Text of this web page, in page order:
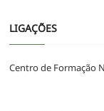
LIGAÇÕES
Centro de Formação